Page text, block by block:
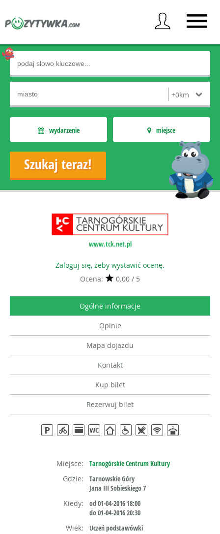
wydarzenie miejsce
www.tck.net.pl
Zaloguj się, żeby wystawić ocenę.
Ocena:
0.00 / 5
Ogólne informacje
Opinie
Mapa dojazdu
Kontakt
Kup bilet
Rezerwuj bilet
Miejsce:
Tarnogórskie Centrum Kultury
Gdzie:
Tarnowskie Góry
Jana III Sobieskiego 7
Kiedy:
od 01-04-2016 18:00
do 01-04-2016 20:30
Wiek:
Uczeń podstawówki